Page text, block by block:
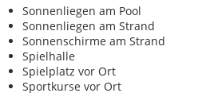
Sonnenliegen am Pool
Sonnenliegen am Strand
Sonnenschirme am Strand
Spielhalle
Spielplatz vor Ort
Sportkurse vor Ort